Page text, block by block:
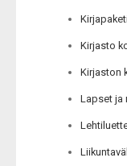
Kirjasto
Kirjaston
Lapset ja